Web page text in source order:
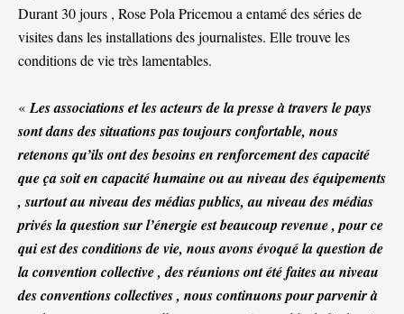
Durant 30 jours , Rose Pola Pricemou a entamé des séries de
visites dans les installations des journalistes. Elle trouve les
conditions de vie très lamentables.
« Les associations et les acteurs de la presse à travers le pays
sont dans des situations pas toujours confortable, nous
retenons qu’ils ont des besoins en renforcement des capacité
que ça soit en capacité humaine ou au niveau des équipements
, surtout au niveau des médias publics, au niveau des médias
privés la question sur l’énergie est beaucoup revenue , pour ce
qui est des conditions de vie, nous avons évoqué la question de
la convention collective , des réunions ont été faites au niveau
des conventions collectives , nous continuons pour parvenir à